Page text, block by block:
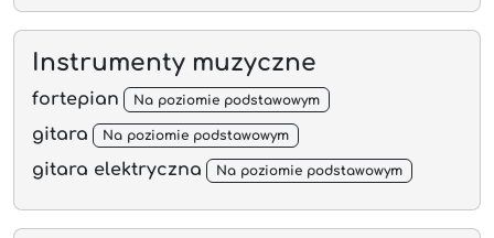
Instrumenty muzyczne
fortepian Na poziomie podstawowym
gitara Na poziomie podstawowym
gitara elektryczna Na poziomie podstawowym